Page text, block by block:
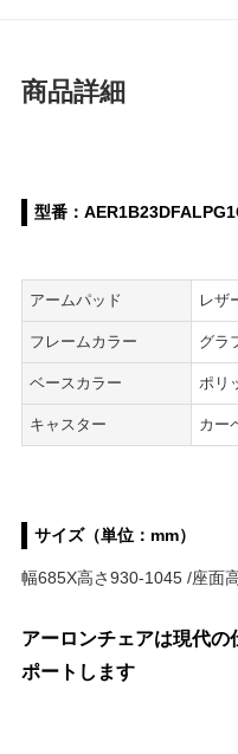
商品詳細
型番：
アームパッド レザ
フレームカラー グラ
ベースカラー ポリ
キャスター カー
サイズ（単位：mm）
幅685X高さ930-1045 /座面
アーロンチェアは現代
ポートします